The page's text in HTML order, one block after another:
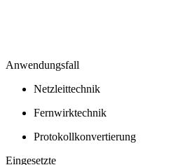
Anwendungsfall
Netzleittechnik
Fernwirktechnik
Protokollkonvertierung
Eingesetzte